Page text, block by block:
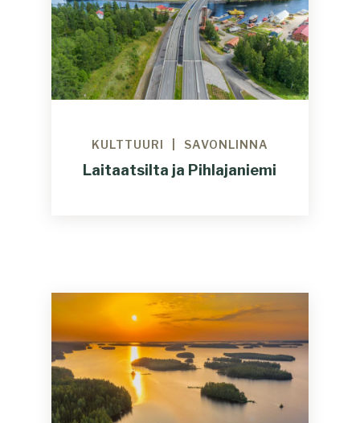
KULTTUURI SAVONLINNA
Laitaatsilta ja Pihlajaniemi